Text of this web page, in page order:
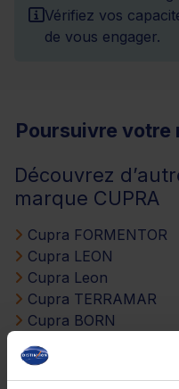
Vérifiez vos
de vous engager.
Poursuivre votre
Découvrez
marque CUPRA
Cupra FORMENTOR
Cupra LEON
Cupra Leon
Cupra TERRAMAR
Cupra BORN
Comparez les